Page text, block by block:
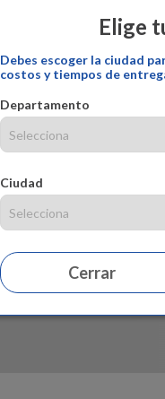
Elige
Debes escoger la ciudad
costos y tiempos de
Departamento
Ciudad
Cerrar